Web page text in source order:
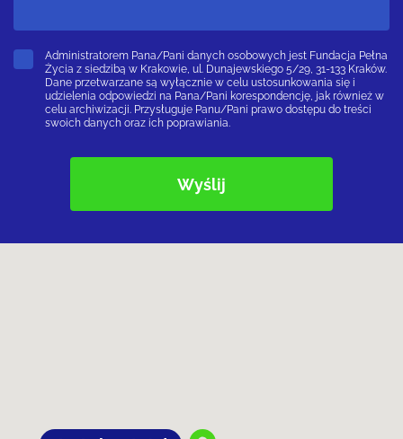
Administratorem Pana/Pani danych osobowych jest Fundacja Pełna
Życia z siedzibą w Krakowie, ul. Dunajewskiego 5/29, 31-133 Kraków.
Dane przetwarzane są wyłącznie w celu ustosunkowania się i
udzielenia odpowiedzi na Pana/Pani korespondencję, jak również w
celu archiwizacji. Przysługuje Panu/Pani prawo dostępu do treści
swoich danych oraz ich poprawiania.